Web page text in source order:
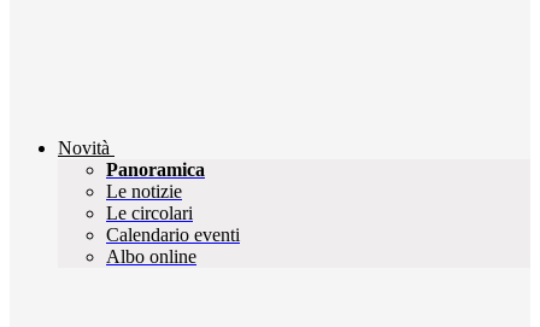
Novità
Panoramica
Le notizie
Le circolari
Calendario eventi
Albo online